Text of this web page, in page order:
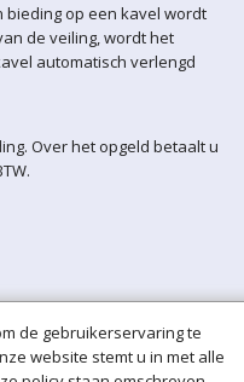
op een kavel wordt
de veiling, wordt het
automatisch verlengd
Over het opgeld betaalt u
de gebruikerservaring te
website stemt u in met alle